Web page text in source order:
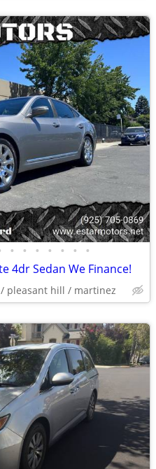
• • • • • • •
4dr Sedan We Finance!
pleasant hill / martinez